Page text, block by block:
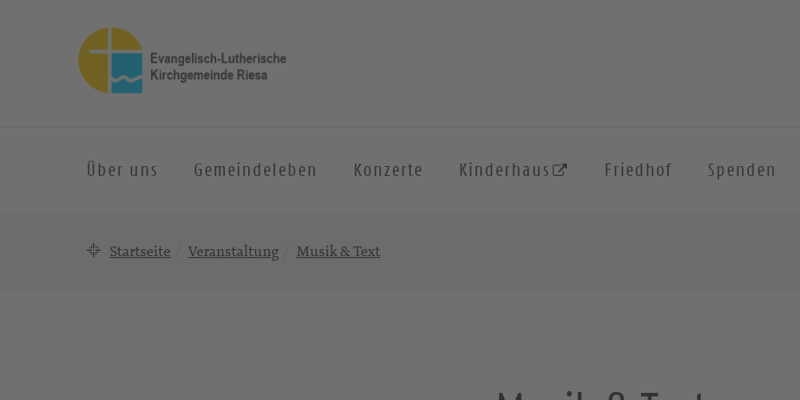
Über uns Gemeindeleben Konzerte Kinderhaus Friedhof Spenden
Startseite Veranstaltung Musik & Text